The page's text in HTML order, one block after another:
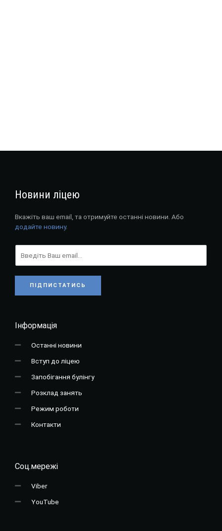
Новини ліцею
Вкажіть ваш email, та отримуйте останні новини. Або
додайте новину.
ПІДПИСТАТИСЬ
Інформація
Останні новини
Вступ до ліцею
Запобігання булінгу
Розклад занять
Режим роботи
Контакти
Соц.мережі
Viber
YouTube